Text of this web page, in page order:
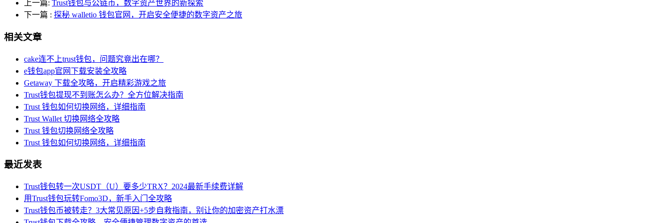
上一篇: Trust钱包与公链币，数字资产世界的新探索
下一篇 : 探秘 walletio 钱包官网，开启安全便捷的数字资产之旅
相关文章
cake连不上trust钱包，问题究竟出在哪？
e钱包app官网下载安装全攻略
Getaway 下载全攻略，开启精彩游戏之旅
Trust钱包提现不到账怎么办？全方位解决指南
Trust 钱包如何切换网络，详细指南
Trust Wallet 切换网络全攻略
Trust 钱包切换网络全攻略
Trust 钱包如何切换网络，详细指南
最近发表
Trust钱包转一次USDT（U）要多少TRX？2024最新手续费详解
用Trust钱包玩转Fomo3D，新手入门全攻略
Trust钱包币被转走？3大常见原因+5步自救指南，别让你的加密资产打水漂